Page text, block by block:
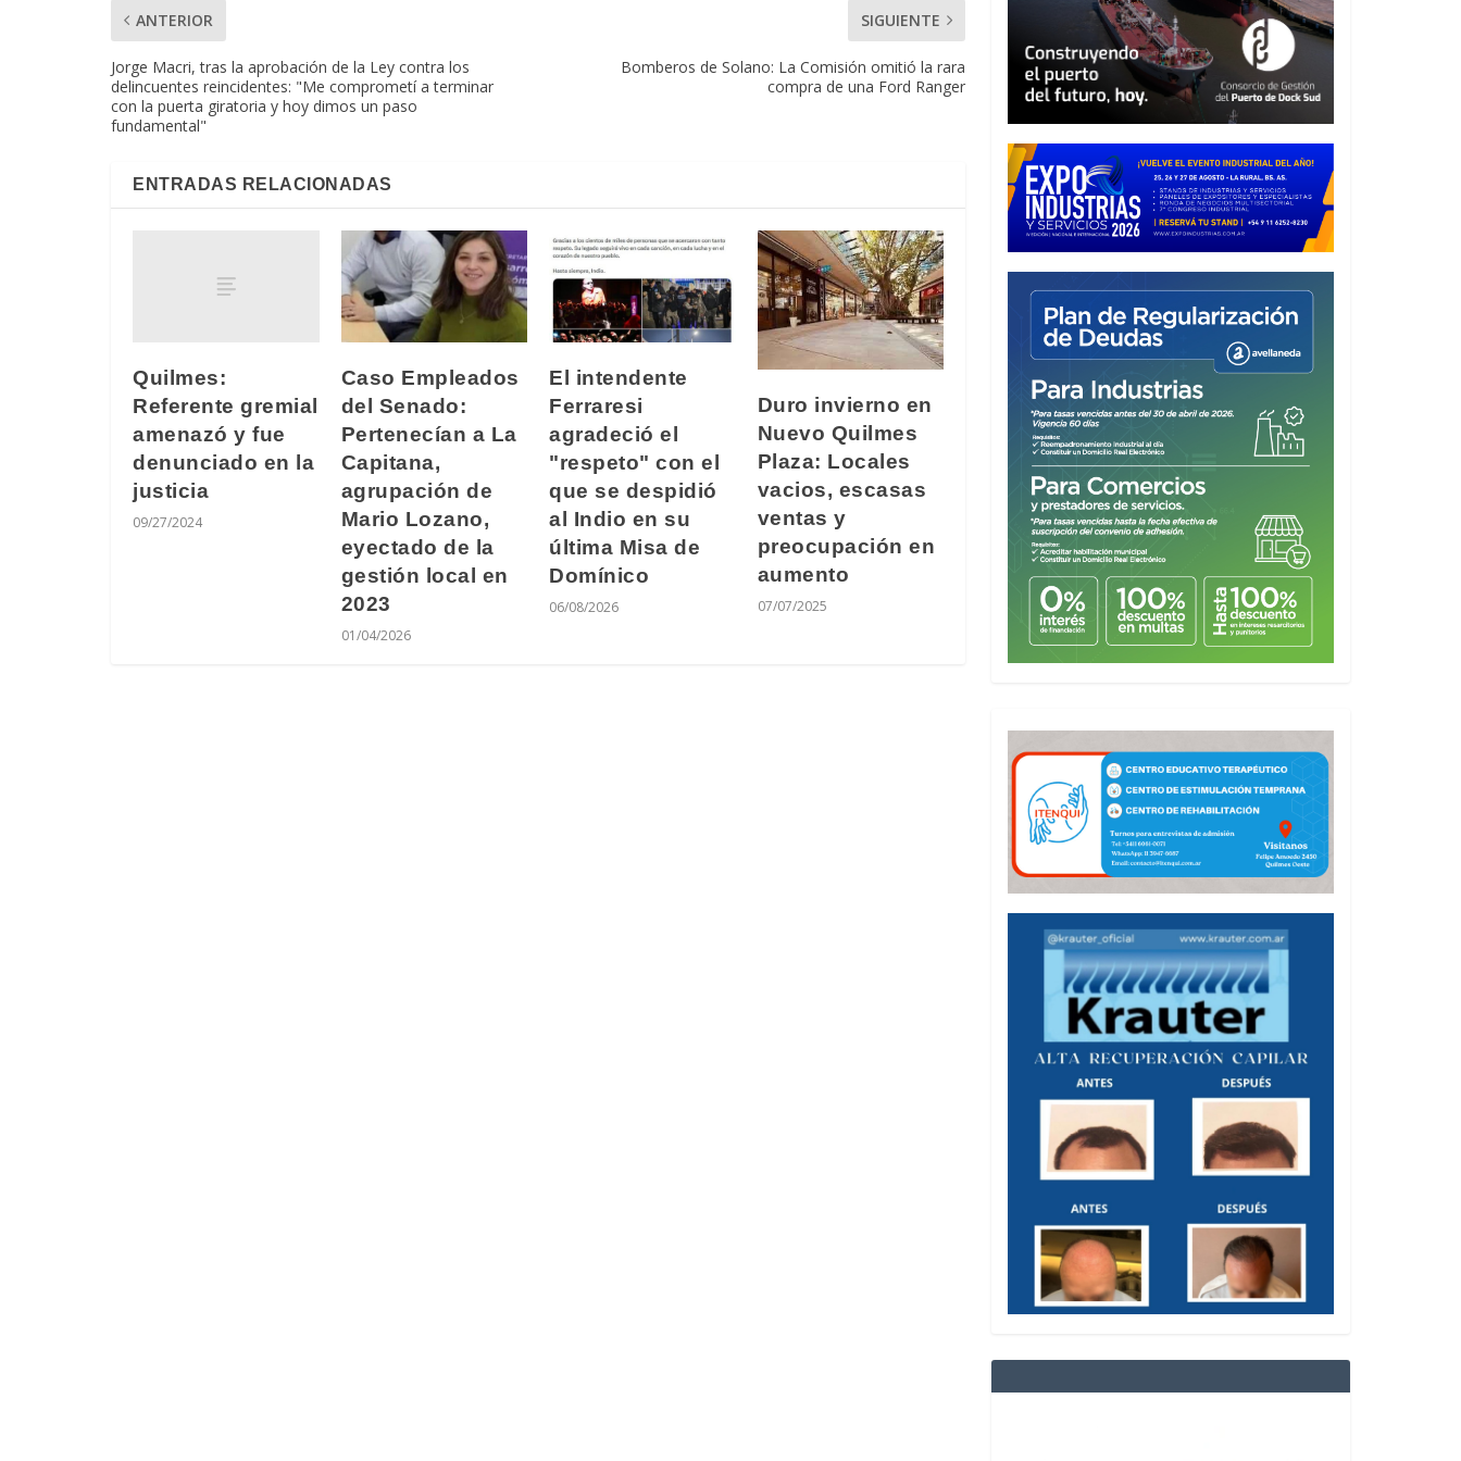
ANTERIOR
Jorge Macri, tras la aprobación de la Ley contra los
delincuentes reincidentes: "Me comprometí a terminar
con la puerta giratoria y hoy dimos un paso
fundamental"
SIGUIENTE
Bomberos de Solano: La Comisión omitió la rara
compra de una Ford Ranger
ENTRADAS RELACIONADAS
Quilmes:
Referente gremial
amenazó y fue
denunciado en la
justicia
09/27/2024
Caso Empleados
del Senado:
Pertenecían a La
Capitana,
agrupación de
Mario Lozano,
eyectado de la
gestión local en
2023
01/04/2026
El intendente
Ferraresi
agradeció el
"respeto" con el
que se despidió
al Indio en su
última Misa de
Domínico
06/08/2026
Duro invierno en
Nuevo Quilmes
Plaza: Locales
vacios, escasas
ventas y
preocupación en
aumento
07/07/2025